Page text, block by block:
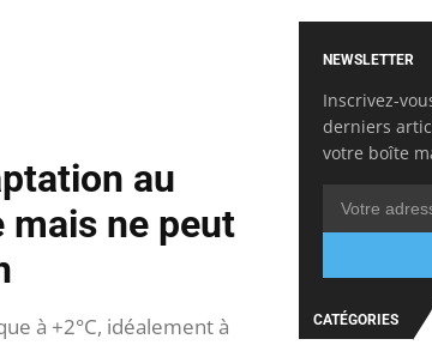
au
ne peut
à +2°C, idéalement à
NEWSLETTER
Inscrivez-
derniers
votre boîte
CATÉGORIES